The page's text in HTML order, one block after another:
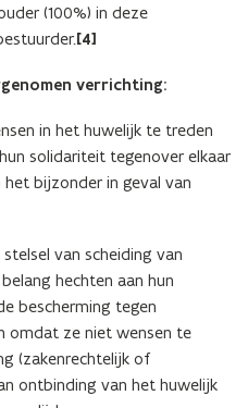
(100%) in deze
[4]
verrichting:
in het huwelijk te treden
solidariteit tegenover elkaar
bijzonder in geval van
van scheiding van
hechten aan hun
bescherming tegen
omdat ze niet wensen te
(zakenrechtelijk of
ontbinding van het huwelijk